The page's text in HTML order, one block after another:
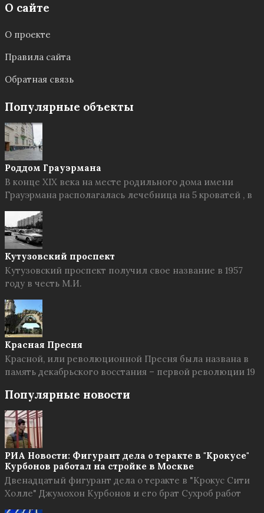
О сайте
О проекте
Правила сайта
Обратная связь
Популярные объекты
Роддом Грауэрмана
В конце XIX века на месте родильного дома имени
Грауэрмана располагалась лечебница на 5 кроватей , в
Кутузовский проспект
Кутузовский проспект получил свое название в 1957
году в честь М.И.
Красная Пресня
Красной, или революционной Пресня была названа в
память декабрьского восстания – первой революции 19
Популярные новости
РИА Новости: Фигурант дела о теракте в "Крокусе"
Курбонов работал на стройке в Москве
Двенадцатый фигурант дела о теракте в "Крокус Сити
Холле" Джумохон Курбонов и его брат Сухроб работ